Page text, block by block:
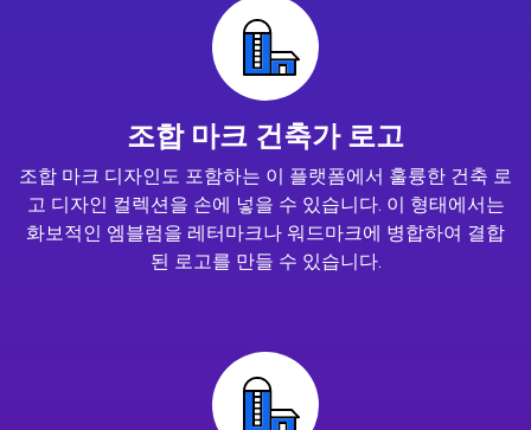
조합 마크 건축가 로고
조합 마크 디자인도 포함하는 이 플랫폼에서 훌륭한 건축 로
고 디자인 컬렉션을 손에 넣을 수 있습니다. 이 형태에서는
화보적인 엠블럼을 레터마크나 워드마크에 병합하여 결합
된 로고를 만들 수 있습니다.